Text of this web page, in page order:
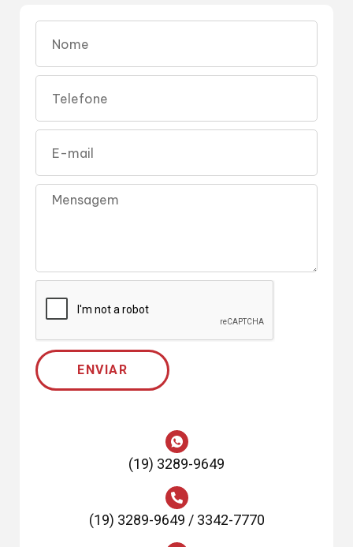
ENVIAR
(19) 3289-9649
(19) 3289-9649 / 3342-7770